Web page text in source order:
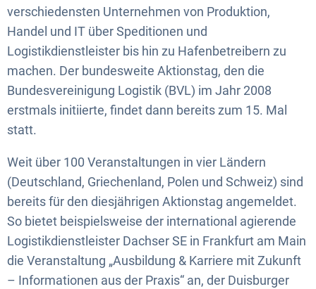
verschiedensten Unternehmen von Produktion,
Handel und IT über Speditionen und
Logistikdienstleister bis hin zu Hafenbetreibern zu
machen. Der bundesweite Aktionstag, den die
Bundesvereinigung Logistik (BVL) im Jahr 2008
erstmals initiierte, findet dann bereits zum 15. Mal
statt.
Weit über 100 Veranstaltungen in vier Ländern
(Deutschland, Griechenland, Polen und Schweiz) sind
bereits für den diesjährigen Aktionstag angemeldet.
So bietet beispielsweise der international agierende
Logistikdienstleister Dachser SE in Frankfurt am Main
die Veranstaltung „Ausbildung & Karriere mit Zukunft
– Informationen aus der Praxis“ an, der Duisburger